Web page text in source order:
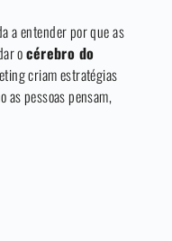
a entender por que as
océrebro do
criam estratégias
as pessoas pensam,